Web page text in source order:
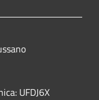
UFDJ6X